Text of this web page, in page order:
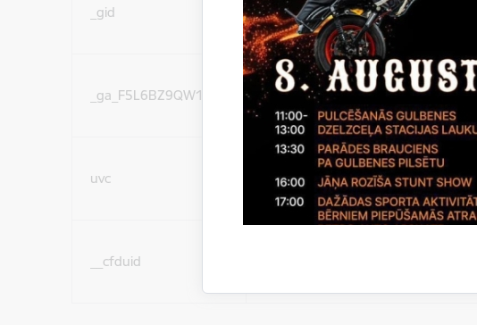
_gid
lai uzlabotu vietnes darbību un
pakalpojumus)
_ga_F5L6BZ9QW1
Statistikas sīkdatnes (nepieciešamas,
lai uzlabotu vietnes darbību un
pakalpojumus)
uvc
Sociālo mediju sīkdatnes
(nepieciešamas, lai Jūs varētu dalīties
ar saturu sociālajos tīklos)
__cfduid